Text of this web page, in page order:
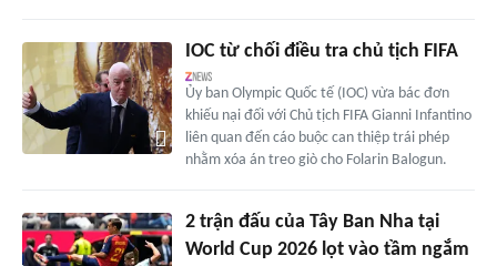
IOC từ chối điều tra chủ tịch FIFA
Ủy ban Olympic Quốc tế (IOC) vừa bác đơn
khiếu nại đối với Chủ tịch FIFA Gianni Infantino
liên quan đến cáo buộc can thiệp trái phép
nhằm xóa án treo giò cho Folarin Balogun.
2 trận đấu của Tây Ban Nha tại
World Cup 2026 lọt vào tầm ngắm